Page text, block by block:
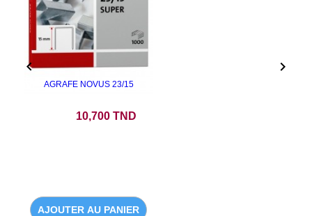
AGRAFE NOVUS 23/15
10,700 TND
AJOUTER AU PANIER
 